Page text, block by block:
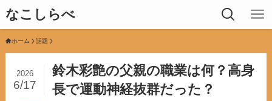
なこしらべ
ホーム 話題
鈴木彩艶の父親の職業は何？高身
長で運動神経抜群だった？
2026
6/17